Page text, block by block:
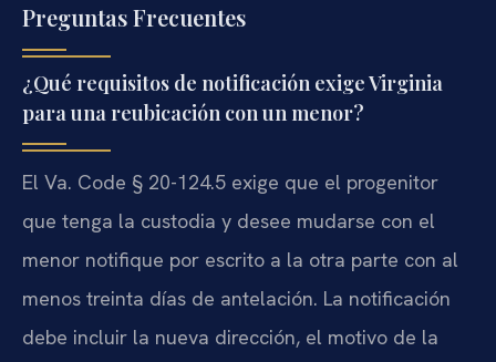
Preguntas Frecuentes
¿Qué requisitos de notificación exige Virginia
para una reubicación con un menor?
El Va. Code § 20-124.5 exige que el progenitor
que tenga la custodia y desee mudarse con el
menor notifique por escrito a la otra parte con al
menos treinta días de antelación. La notificación
debe incluir la nueva dirección, el motivo de la